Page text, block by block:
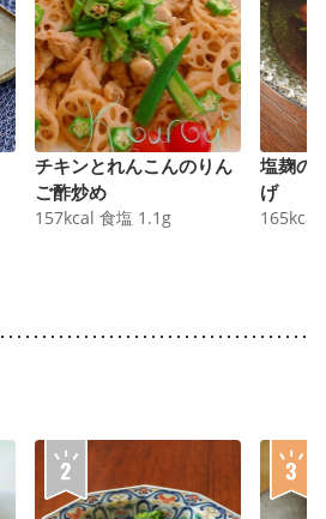
チキンとれんこんのりん
ご酢炒め
157kcal 食塩 1.1 g
塩麹の
げ
165kcal